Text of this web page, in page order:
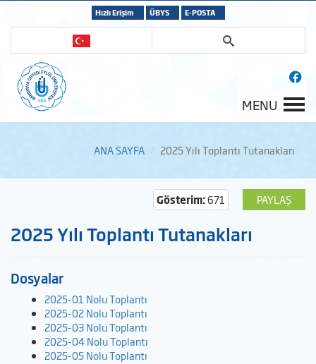
Hızlı Erişim ÜBYS E-POSTA
MENU
ANA SAYFA 2025 Yılı Toplantı Tutanakları
PAYLAŞ
Gösterim:671
2025 Yılı Toplantı Tutanakları
Dosyalar
2025-01 Nolu Toplantı
2025-02 Nolu Toplantı
2025-03 Nolu Toplantı
2025-04 Nolu Toplantı
2025-05 Nolu Toplantı